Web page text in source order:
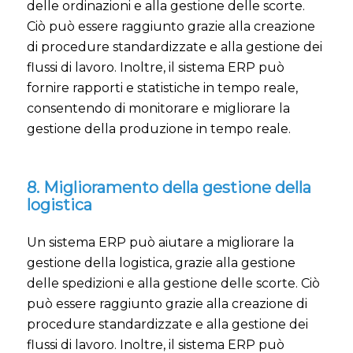
delle ordinazioni e alla gestione delle scorte.
Ciò può essere raggiunto grazie alla creazione
di procedure standardizzate e alla gestione dei
flussi di lavoro. Inoltre, il sistema ERP può
fornire rapporti e statistiche in tempo reale,
consentendo di monitorare e migliorare la
gestione della produzione in tempo reale.
8. Miglioramento della gestione della
logistica
Un sistema ERP può aiutare a migliorare la
gestione della logistica, grazie alla gestione
delle spedizioni e alla gestione delle scorte. Ciò
può essere raggiunto grazie alla creazione di
procedure standardizzate e alla gestione dei
flussi di lavoro. Inoltre, il sistema ERP può